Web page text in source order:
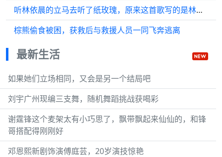
听林依晨的立马去听了纸玫瑰，原来这首歌写的是林依晨的初恋，两个人相爱…
棕熊偷食被困，获救后与救援人员一同飞奔逃离
最新生活
如果她们立场相同，又会是另一个结局吧
刘宇广州现编三支舞，随机舞蹈挑战获喝彩
谢霆锋这个麦架太有小巧思了，飘带飘起来仙仙的，和锋
哥搭配得刚刚好
邓恩熙新剧饰演傅庭芸，20岁演技惊艳